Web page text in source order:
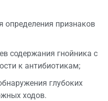
определения признаков
содержания гнойника с
к антибиотикам;
глубоких
ходов.